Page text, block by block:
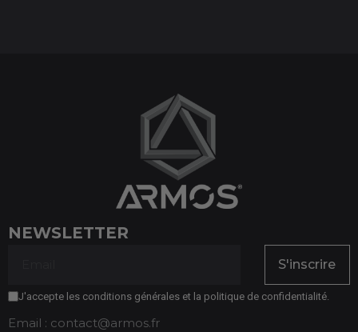
NEWSLETTER
S'inscrire
J'accepte les conditions générales et la politique de confidentialité.
Email : contact@armos.fr